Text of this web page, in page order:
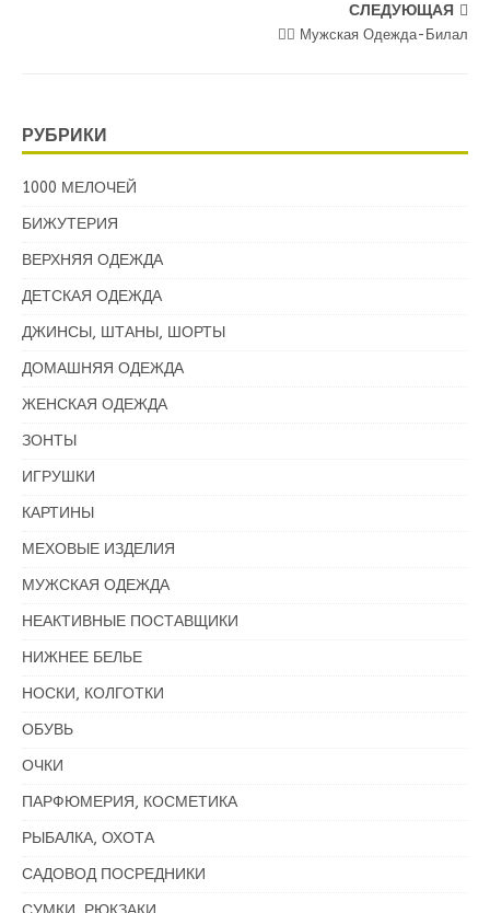
СЛЕДУЮЩАЯ
💁‍♂ Мужская Одежда-Билал
РУБРИКИ
1000 МЕЛОЧЕЙ
БИЖУТЕРИЯ
ВЕРХНЯЯ ОДЕЖДА
ДЕТСКАЯ ОДЕЖДА
ДЖИНСЫ, ШТАНЫ, ШОРТЫ
ДОМАШНЯЯ ОДЕЖДА
ЖЕНСКАЯ ОДЕЖДА
ЗОНТЫ
ИГРУШКИ
КАРТИНЫ
МЕХОВЫЕ ИЗДЕЛИЯ
МУЖСКАЯ ОДЕЖДА
НЕАКТИВНЫЕ ПОСТАВЩИКИ
НИЖНЕЕ БЕЛЬЕ
НОСКИ, КОЛГОТКИ
ОБУВЬ
ОЧКИ
ПАРФЮМЕРИЯ, КОСМЕТИКА
РЫБАЛКА, ОХОТА
САДОВОД ПОСРЕДНИКИ